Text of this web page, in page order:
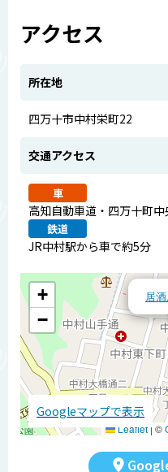
アクセス
所在地
四万十市中村栄町22
交通アクセス
車
高知自動車道・四万十町
鉄道
JR中村駅から車で約5分
居
+
−
Leaflet | ©
Googleマップで表示